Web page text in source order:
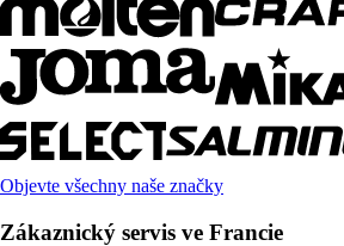
Objevte všechny naše značky
Zákaznický servis ve Francie